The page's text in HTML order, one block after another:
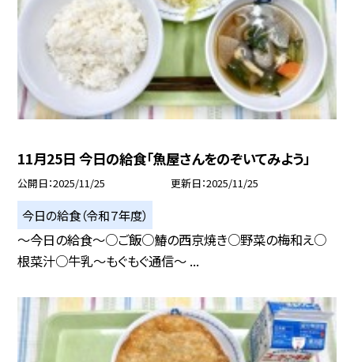
11月25日 今日の給食「魚屋さんをのぞいてみよう」
公開日 2025/11/25 更新日 2025/11/25
今日の給食（令和７年度）
〜今日の給食〜○ご飯○鰆の西京焼き○野菜の梅和え○
根菜汁○牛乳〜もぐもぐ通信〜 ...